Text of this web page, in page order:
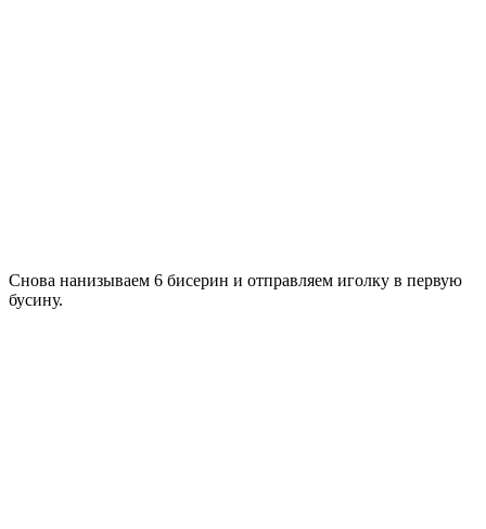
Снова нанизываем 6 бисерин и отправляем иголку в первую
бусину.